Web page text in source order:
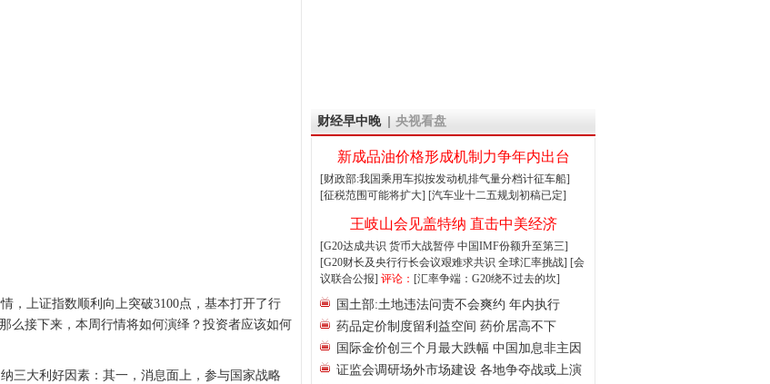
上证指数顺利向上突破3100点，基本打开了行
么接下来，本周行情将如何演绎？投资者应该如何
三大利好因素：其一，消息面上，参与国家战略
财经早中晚 央视看盘
新成品油价格形成机制力争年内出台
[财政部:我国乘用车拟按发动机排气量分档计征车船]
[征税范围可能将扩大] [汽车业十二五规划初稿已定]
王岐山会见盖特纳 直击中美经济
[G20达成共识 货币大战暂停 中国IMF份额升至第三]
[G20财长及央行行长会议艰难求共识 全球汇率挑战] [会
议联合公报] 评论： [汇率争端：G20绕不过去的坎]
国土部:土地违法问责不会爽约 年内执行
药品定价制度留利益空间 药价居高不下
国际金价创三个月最大跌幅 中国加息非主因
证监会调研场外市场建设 各地争夺战或上演